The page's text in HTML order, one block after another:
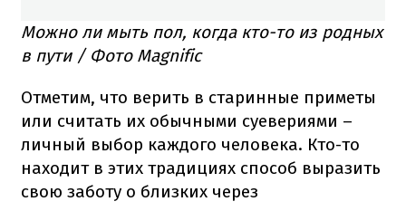
Можно ли мыть пол, когда кто-то из родных
в пути / Фото Magnific
Отметим, что верить в старинные приметы
или считать их обычными суевериями –
личный выбор каждого человека. Кто-то
находит в этих традициях способ выразить
свою заботу о близких через